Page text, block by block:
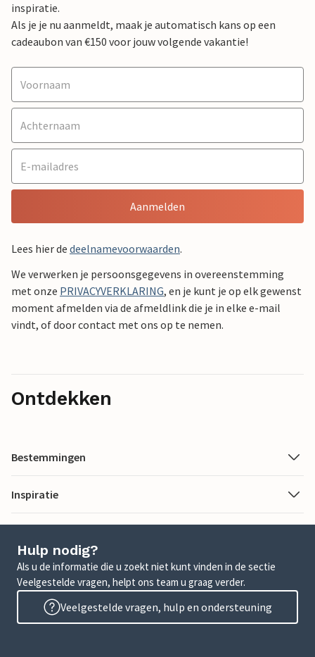
inspiratie.
Als je je nu aanmeldt, maak je automatisch kans op een
cadeaubon van €150 voor jouw volgende vakantie!
Aanmelden
Lees hier de deelnamevoorwaarden.
We verwerken je persoonsgegevens in overeenstemming
met onze PRIVACYVERKLARING, en je kunt je op elk gewenst
moment afmelden via de afmeldlink die je in elke e-mail
vindt, of door contact met ons op te nemen.
Ontdekken
Bestemmingen
Inspiratie
Hulp nodig?
Als u de informatie die u zoekt niet kunt vinden in de sectie
Veelgestelde vragen, helpt ons team u graag verder.
Veelgestelde vragen, hulp en ondersteuning